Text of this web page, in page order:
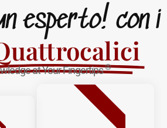
esperto! con i
at Your Fingertips®
BESTSELLER